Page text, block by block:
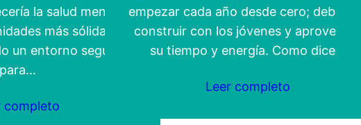
la salud mental y
más sólidas,
un entorno seguro
para…
completo
empezar cada año desde cero; debemos
construir con los jóvenes y aprovechar
su tiempo y energía. Como dice…
Leer completo